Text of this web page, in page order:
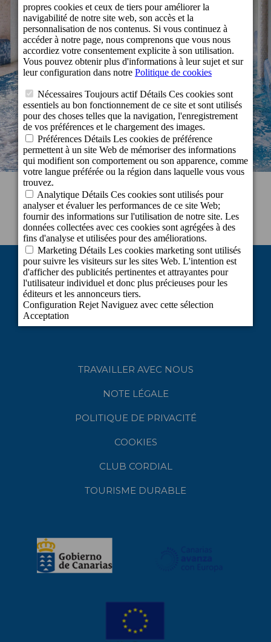
TRAVAILLER AVEC NOUS
NOTE LÉGALE
POLITIQUE DE PRIVACITÉ
COOKIES
CLUB CORDIAL
TOURISME DURABLE